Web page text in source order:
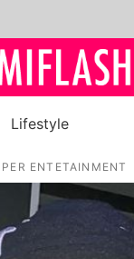
Royals
Stars
& Serien
Lifestyle
ENTETAINMENT